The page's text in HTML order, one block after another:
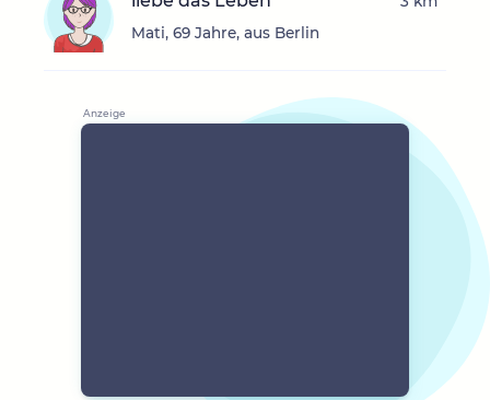
Mati, 69 Jahre, aus Berlin